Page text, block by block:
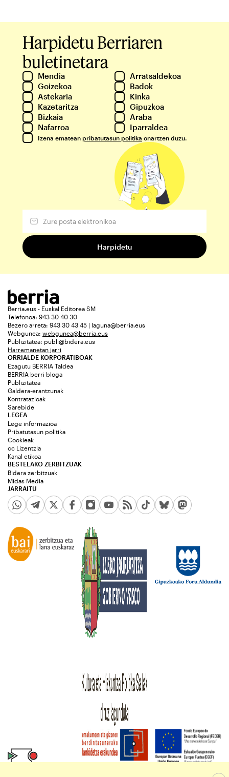
Harpidetu Berriaren
buletinetara
Mendia
Arratsaldekoa
Goizekoa
Badok
Astekaria
Kinka
Kazetaritza
Gipuzkoa
Bizkaia
Araba
Nafarroa
Iparraldea
Izena ematean pribatutasun politika onartzen duzu.
Berria.eus - Euskal Editorea SM
Telefonoa: 943 30 40 30
Bezero arreta: 943 30 43 45 | laguna@berria.eus
Webgunea: webgunea@berria.eus
Publizitatea: publi@bidera.eus
Harremanetan jarri
ORRIALDE KORPORATIBOAK
Ezagutu BERRIA Taldea
BERRIA berri bloga
Publizitatea
Galdera-erantzunak
Kontratazioak
Sarebide
JARRAITU
LEGEA
Lege informazioa
Pribatutasun politika
Cookieak
cc Lizentzia
Kanal etikoa
BESTELAKO ZERBITZUAK
Bidera zerbitzuak
Midas Media